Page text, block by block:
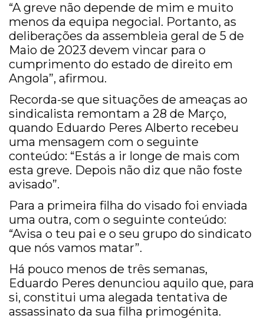
“A greve não depende de mim e muito
menos da equipa negocial. Portanto, as
deliberações da assembleia geral de 5 de
Maio de 2023 devem vincar para o
cumprimento do estado de direito em
Angola”, afirmou.
Recorda-se que situações de ameaças ao
sindicalista remontam a 28 de Março,
quando Eduardo Peres Alberto recebeu
uma mensagem com o seguinte
conteúdo: “Estás a ir longe de mais com
esta greve. Depois não diz que não foste
avisado”.
Para a primeira filha do visado foi enviada
uma outra, com o seguinte conteúdo:
“Avisa o teu pai e o seu grupo do sindicato
que nós vamos matar”.
Há pouco menos de três semanas,
Eduardo Peres denunciou aquilo que, para
si, constitui uma alegada tentativa de
assassinato da sua filha primogénita.